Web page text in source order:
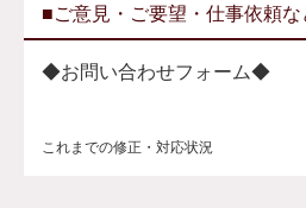
■ご意見・ご要望・仕事依頼
◆お問い合わせフォーム◆
これまでの修正・対応状況